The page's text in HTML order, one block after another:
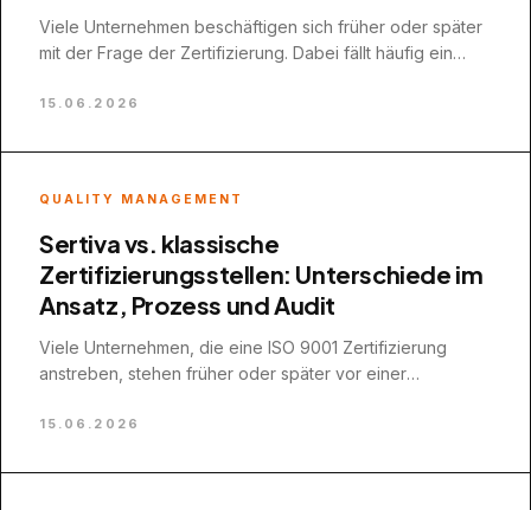
Viele Unternehmen beschäftigen sich früher oder später
mit der Frage der Zertifizierung. Dabei fällt häufig ein
15.06.2026
QUALITY MANAGEMENT
Sertiva vs. klassische
Zertifizierungsstellen: Unterschiede im
Ansatz, Prozess und Audit
Viele Unternehmen, die eine ISO 9001 Zertifizierung
anstreben, stehen früher oder später vor einer
die…
15.06.2026